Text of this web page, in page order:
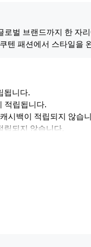
벌 브랜드까지 한 자
텐 패션에서 스타일을
됩니다.
적립됩니다.
시백이 적립되지 않습
되지 않습니다.